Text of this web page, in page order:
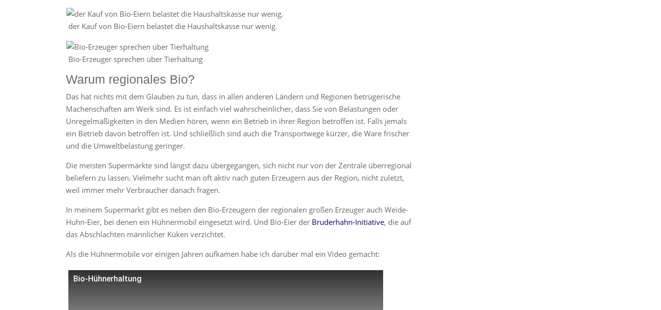
der Kauf von Bio-Eiern belastet die Haushaltskasse nur wenig.
Bio-Erzeuger sprechen über Tierhaltung
Warum regionales Bio?
Das hat nichts mit dem Glauben zu tun, dass in allen anderen Ländern und Regionen betrügerische
Machenschaften am Werk sind. Es ist einfach viel wahrscheinlicher, dass Sie von Belastungen oder
Unregelmäßigkeiten in den Medien hören, wenn ein Betrieb in ihrer Region betroffen ist. Falls jemals
ein Betrieb davon betroffen ist. Und schließlich sind auch die Transportwege kürzer, die Ware frischer
und die Umweltbelastung geringer.
Die meisten Supermärkte sind längst dazu übergegangen, sich nicht nur von der Zentrale überregional
beliefern zu lassen. Vielmehr sucht man oft aktiv nach guten Erzeugern aus der Region, nicht zuletzt,
weil immer mehr Verbraucher danach fragen.
In meinem Supermarkt gibt es neben den Bio-Erzeugern der regionalen großen Erzeuger auch Weide-
Huhn-Eier, bei denen ein Hühnermobil eingesetzt wird. Und Bio-Eier der Bruderhahn-Initiative, die auf
das Abschlachten männlicher Küken verzichtet.
Als die Hühnermobile vor einigen Jahren aufkamen habe ich darüber mal ein Video gemacht:
Bio-Hühnerhaltung